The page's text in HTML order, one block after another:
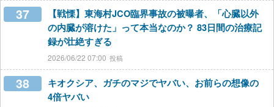
37
【戦慄】東海村JCO臨界事故の被曝者、「心臓以外
の内臓が溶けた」って本当なのか？ 83日間の治療記
録が壮絶すぎる
2026/06/22 07:00
38
キオクシア、ガチのマジでヤバい、お前らの想像の
4倍ヤバい